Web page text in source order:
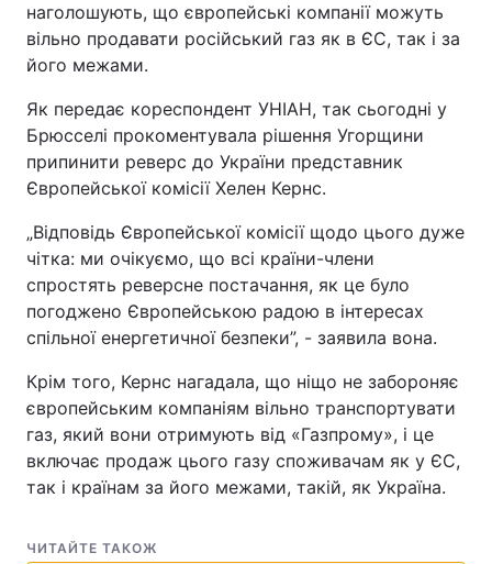
наголошують, що європейські компанії можуть
вільно продавати російський газ як в ЄС, так і за
його межами.
Як передає кореспондент УНІАН, так сьогодні у
Брюсселі прокоментувала рішення Угорщини
припинити реверс до України представник
Європейської комісії Хелен Кернс.
„Відповідь Європейської комісії щодо цього дуже
чітка: ми очікуємо, що всі країни-члени
спростять реверсне постачання, як це було
погоджено Європейською радою в інтересах
спільної енергетичної безпеки”, - заявила вона.
Крім того, Кернс нагадала, що ніщо не забороняє
європейським компаніям вільно транспортувати
газ, який вони отримують від «Газпрому», і це
включає продаж цього газу споживачам як у ЄС,
так і країнам за його межами, такій, як Україна.
ЧИТАЙТЕ ТАКОЖ